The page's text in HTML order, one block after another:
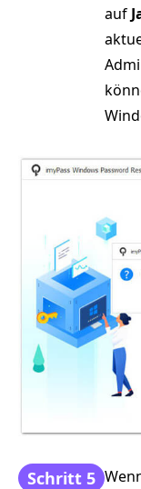
auf
Schritt 5